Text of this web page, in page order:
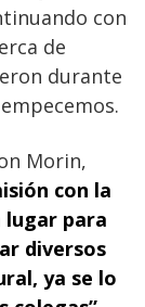
con
de
durante
Morin,
con la
lugar para
diversos
ya se lo